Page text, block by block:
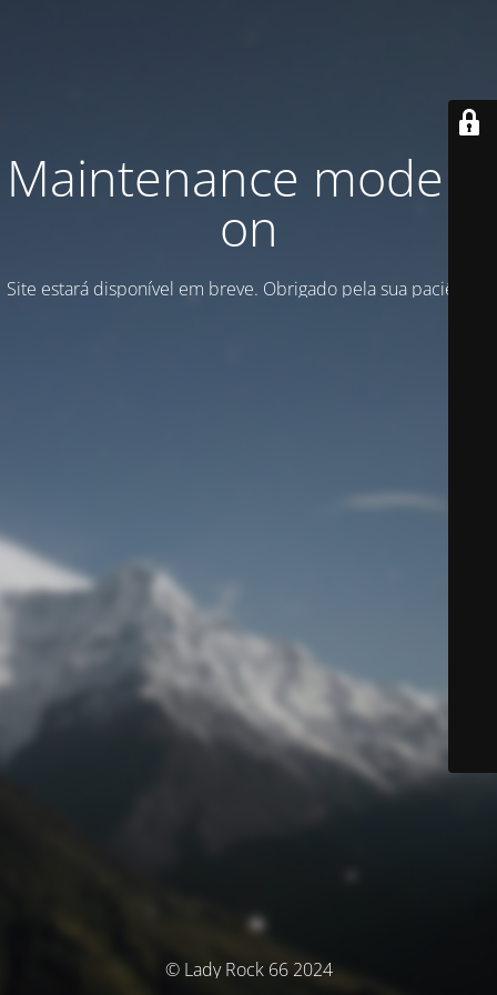
Maintenance mode is
on
Site estará disponível em breve. Obrigado pela sua paciência!
© Lady Rock 66 2024